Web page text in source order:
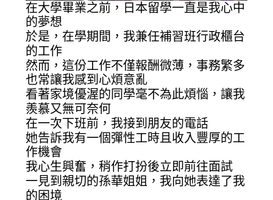
在大學畢業之前，日本留學一直是我心中
的夢想
於是，在學期間，我兼任補習班行政櫃台
的工作
然而，這份工作不僅報酬微薄，事務繁多
也常讓我感到心煩意亂
看著家境優渥的同學毫不為此煩惱，讓我
羨慕又無可奈何
在一次下班前，我接到朋友的電話
她告訴我有一個彈性工時且收入豐厚的工
作機會
我心生興奮，稍作打扮後立即前往面試
一見到親切的孫華姐姐，我向她表達了我
的困境